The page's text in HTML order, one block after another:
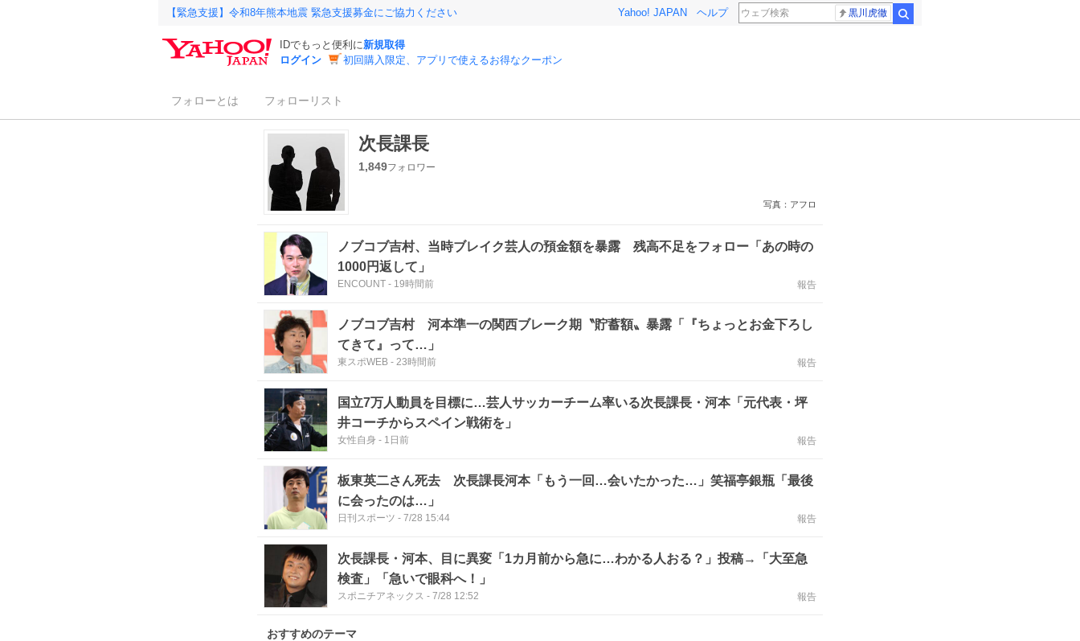
【緊急支援】令和8年熊本地震 緊急支援募金にご協力ください Yahoo! JAPAN ヘルプ 黒川虎徹
IDでもっと便利に新規取得
ログイン
初回購入限定、アプリで使えるお得なクーポン
フォローとは フォローリスト
次長課長
1,849フォロワー
写真：アフロ
ノブコブ吉村、当時ブレイク芸人の預金額を暴露 残高不足をフォロー「あの時の
1000円返して」
ENCOUNT - 19時間前 報告
ノブコブ吉村 河本準一の関西ブレーク期〝貯蓄額〟暴露「『ちょっとお金下ろし
てきて』って…」
東スポWEB - 23時間前 報告
国立7万人動員を目標に…芸人サッカーチーム率いる次長課長・河本「元代表・坪
井コーチからスペイン戦術を」
女性自身 - 1日前 報告
板東英二さん死去 次長課長河本「もう一回…会いたかった…」笑福亭銀瓶「最後
に会ったのは…」
日刊スポーツ - 7/28 15:44 報告
次長課長・河本、目に異変「1カ月前から急に…わかる人おる？」投稿→「大至急
検査」「急いで眼科へ！」
スポニチアネックス - 7/28 12:52 報告
おすすめのテーマ